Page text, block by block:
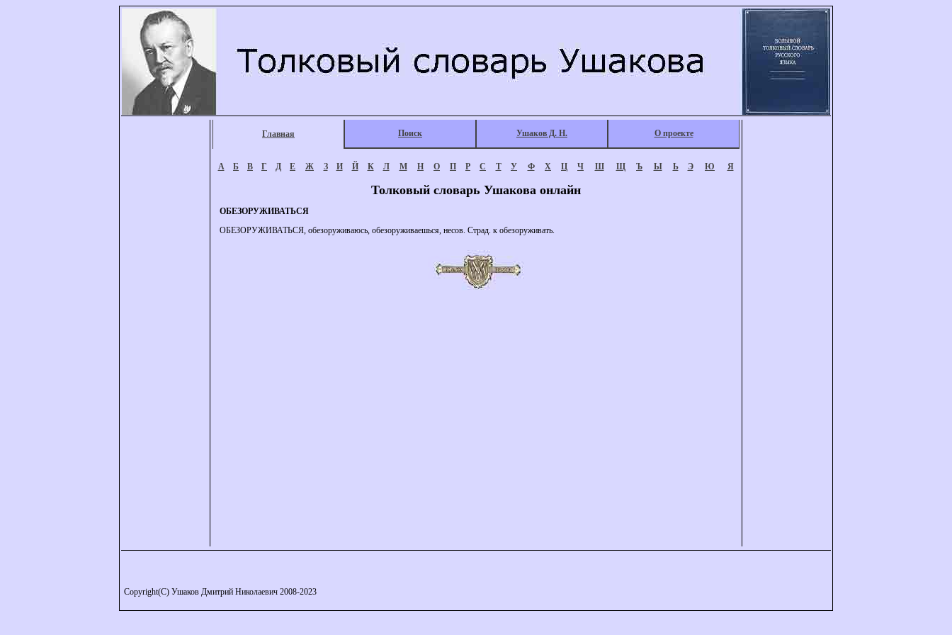
Главная Поиск Ушаков Д. Н. О проекте
А Б В Г Д Е Ж З И Й К Л М Н О П Р С Т У Ф Х Ц Ч Ш Щ Ъ Ы Ь Э Ю Я
Толковый словарь Ушакова онлайн
ОБЕЗОРУЖИВАТЬСЯ
ОБЕЗОРУЖИВАТЬСЯ, обезоруживаюсь, обезоруживаешься, несов. Страд. к обезоруживать.
Copyright(C) Ушаков Дмитрий Николаевич 2008-2023